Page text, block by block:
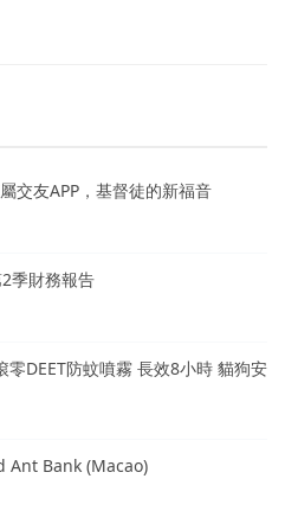
交友APP，基督徒的新福音
季財務報告
零DEET防蚊噴霧 長效8小時 貓狗安
Ant Bank (Macao)